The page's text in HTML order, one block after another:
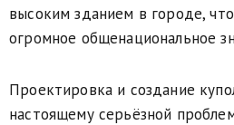
высоким зданием в городе,
огромное общенациональное
Проектировка и создание
настоящему серьёзной